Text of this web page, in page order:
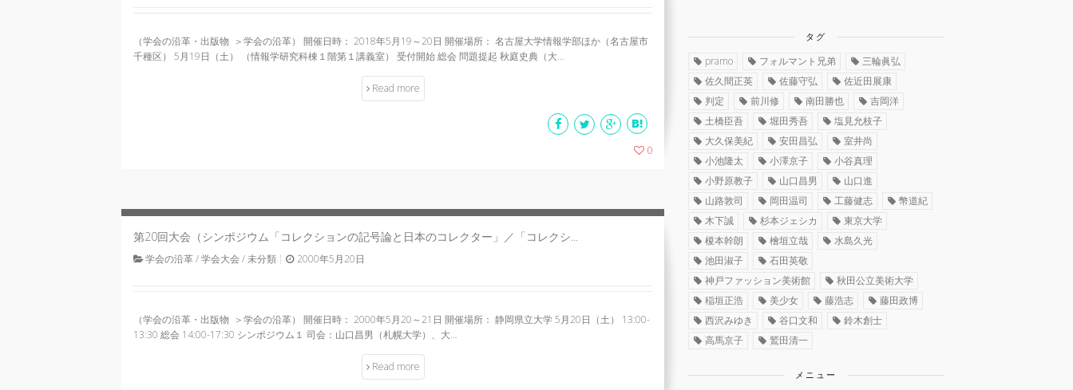
（学会の沿革・出版物 ＞学会の沿革） 開催日時： 2018年5月19～20日 開催場所： 名古屋大学情報学部ほか（名古屋市
千種区） 5月19日（土） （情報学研究科棟１階第１講義室） 受付開始 総会 問題提起 秋庭史典（大…
Read more
0
20 2000
第20回大会（シンポジウム「コレクションの記号論と日本のコレクター」／「コレクシ...
学会の沿革/学会大会/未分類 2000年5月20日
（学会の沿革・出版物 ＞学会の沿革） 開催日時： 2000年5月20～21日 開催場所： 静岡県立大学 5月20日（土） 13:00-
13:30 総会 14:00-17:30 シンポジウム１ 司会：山口昌男（札幌大学）、大…
Read more
タグ
pramo フォルマント兄弟
三輪眞弘
佐久間正英
佐藤守弘
佐近田展康
判定
前川修 南田勝也
吉岡洋
土橋臣吾
堀田秀吾
塩見允枝子
大久保美紀
安田昌弘
室井尚
小池隆太
小澤京子
小谷真理
小野原教子
山口昌男
山口進
山路敦司
岡田温司 工藤健志
幣道紀
木下誠
杉本ジェシカ
東京大学
榎本幹朗
檜垣立哉
水島久光
池田淑子
石田英敬
神戸ファッション美術館
秋田公立美術大学
稲垣正浩
美少女 藤浩志
藤田政博
西沢みゆき
谷口文和
鈴木創士
高馬京子
鷲田清一
メニュー